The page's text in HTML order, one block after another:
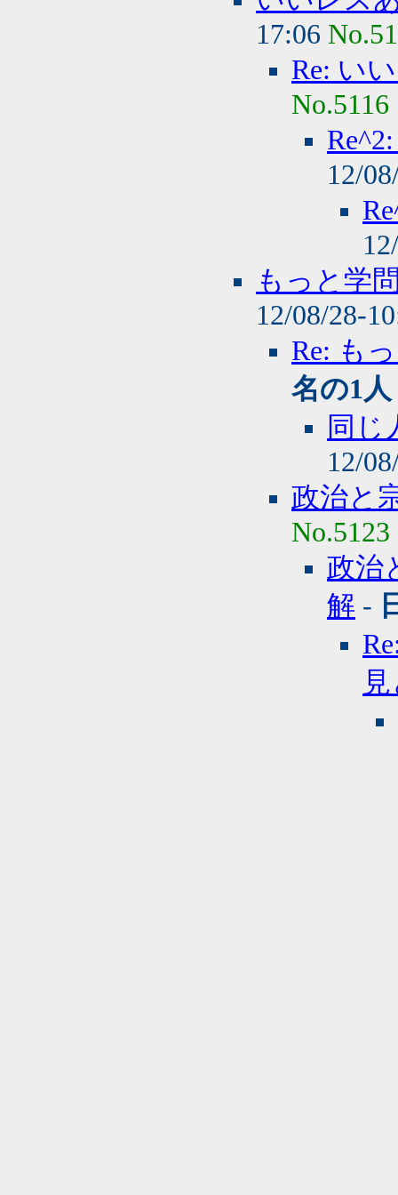
17:06
Re: い
No.5116
12/
もっと学
12/08/28-
Re: も
名の1人
同じ
12/
政治と
No.5123
政治
解 -